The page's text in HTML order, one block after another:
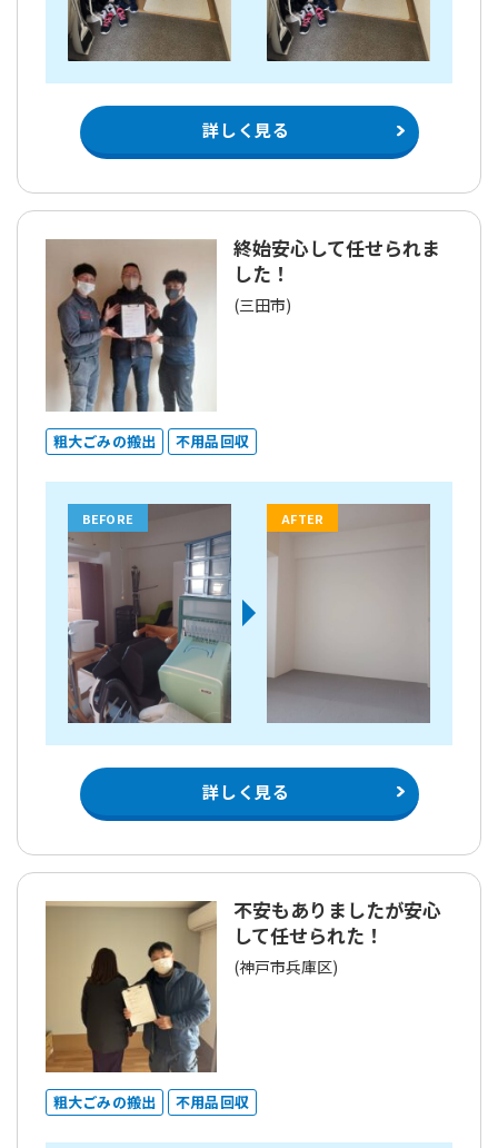
詳しく見る
終始安心して任せられま
した！
(三田市)
粗大ごみの搬出 不用品回収
BEFORE AFTER
詳しく見る
不安もありましたが安心
して任せられた！
(神戸市兵庫区)
粗大ごみの搬出 不用品回収